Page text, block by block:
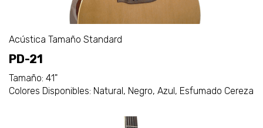
Acústica Tamaño Standard
PD-21
Tamaño: 41"
Colores Disponibles: Natural, Negro, Azul, Esfumado Cereza